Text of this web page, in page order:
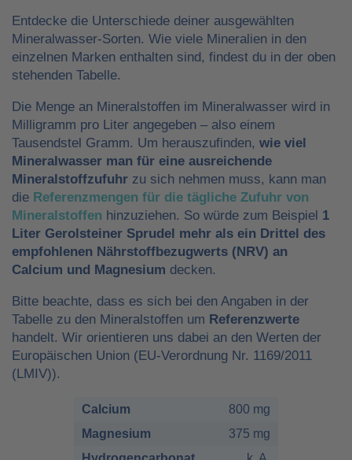
Entdecke die Unterschiede deiner ausgewählten
Mineralwasser-Sorten. Wie viele Mineralien in den
einzelnen Marken enthalten sind, findest du in der oben
stehenden Tabelle.
Die Menge an Mineralstoffen im Mineralwasser wird in
Milligramm pro Liter angegeben – also einem
Tausendstel Gramm. Um herauszufinden, wie viel
Mineralwasser man für eine ausreichende
Mineralstoffzufuhr zu sich nehmen muss, kann man
die Referenzmengen für die tägliche Zufuhr von
Mineralstoffen hinzuziehen. So würde zum Beispiel 1
Liter Gerolsteiner Sprudel mehr als ein Drittel des
empfohlenen Nährstoffbezugwerts (NRV) an
Calcium und Magnesium decken.
Bitte beachte, dass es sich bei den Angaben in der
Tabelle zu den Mineralstoffen um Referenzwerte
handelt. Wir orientieren uns dabei an den Werten der
Europäischen Union (EU-Verordnung Nr. 1169/2011
(LMIV)).
Calcium
800 mg
Magnesium
375 mg